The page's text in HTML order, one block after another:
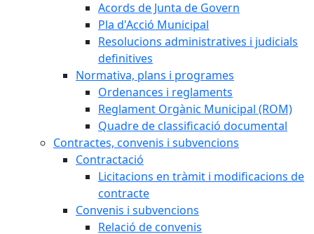
Acords de Junta de Govern
Pla d'Acció Municipal
Resolucions administratives i judicials
definitives
Normativa, plans i programes
Ordenances i reglaments
Reglament Orgànic Municipal (ROM)
Quadre de classificació documental
Contractes, convenis i subvencions
Contractació
Licitacions en tràmit i modificacions de
contracte
Convenis i subvencions
Relació de convenis